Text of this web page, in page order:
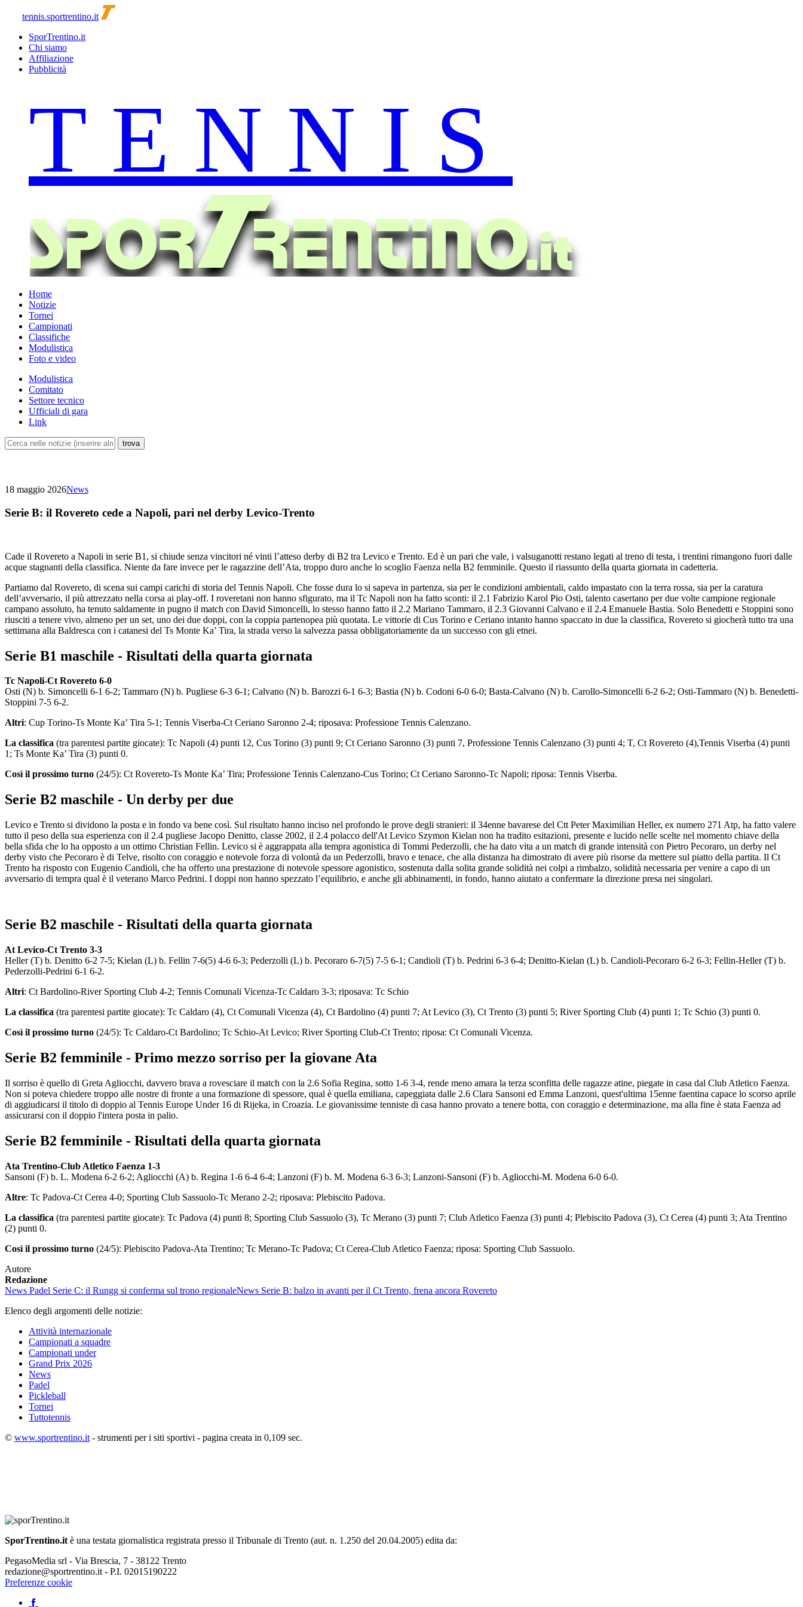
tennis.sportrentino.it
SporTrentino.it
Chi siamo
Affiliazione
Pubblicità
Home
Notizie
Tornei
Campionati
Classifiche
Modulistica
Foto e video
Modulistica
Comitato
Settore tecnico
Ufficiali di gara
Link
18 maggio 2026News
Serie B: il Rovereto cede a Napoli, pari nel derby Levico-Trento
Cade il Rovereto a Napoli in serie B1, si chiude senza vincitori né vinti l’atteso derby di B2 tra Levico e Trento. Ed è un pari che vale, i valsuganotti restano legati al treno di testa, i trentini rimangono fuori dalle
acque stagnanti della classifica. Niente da fare invece per le ragazzine dell’Ata, troppo duro anche lo scoglio Faenza nella B2 femminile. Questo il riassunto della quarta giornata in cadetteria.
Partiamo dal Rovereto, di scena sui campi carichi di storia del Tennis Napoli. Che fosse dura lo si sapeva in partenza, sia per le condizioni ambientali, caldo impastato con la terra rossa, sia per la caratura
dell’avversario, il più attrezzato nella corsa ai play-off. I roveretani non hanno sfigurato, ma il Tc Napoli non ha fatto sconti: il 2.1 Fabrizio Karol Pio Osti, talento casertano per due volte campione regionale
campano assoluto, ha tenuto saldamente in pugno il match con David Simoncelli, lo stesso hanno fatto il 2.2 Mariano Tammaro, il 2.3 Giovanni Calvano e il 2.4 Emanuele Bastia. Solo Benedetti e Stoppini sono
riusciti a tenere vivo, almeno per un set, uno dei due doppi, con la coppia partenopea più quotata. Le vittorie di Cus Torino e Ceriano intanto hanno spaccato in due la classifica, Rovereto si giocherà tutto tra una
settimana alla Baldresca con i catanesi del Ts Monte Ka’ Tira, la strada verso la salvezza passa obbligatoriamente da un successo con gli etnei.
Serie B1 maschile - Risultati della quarta giornata
Tc Napoli-Ct Rovereto 6-0
Osti (N) b. Simoncelli 6-1 6-2; Tammaro (N) b. Pugliese 6-3 6-1; Calvano (N) b. Barozzi 6-1 6-3; Bastia (N) b. Codoni 6-0 6-0; Basta-Calvano (N) b. Carollo-Simoncelli 6-2 6-2; Osti-Tammaro (N) b. Benedetti-
Stoppini 7-5 6-2.
Altri: Cup Torino-Ts Monte Ka’ Tira 5-1; Tennis Viserba-Ct Ceriano Saronno 2-4; riposava: Professione Tennis Calenzano.
La classifica (tra parentesi partite giocate): Tc Napoli (4) punti 12, Cus Torino (3) punti 9; Ct Ceriano Saronno (3) punti 7, Professione Tennis Calenzano (3) punti 4; T, Ct Rovereto (4),Tennis Viserba (4) punti
1; Ts Monte Ka’ Tira (3) punti 0.
Così il prossimo turno (24/5): Ct Rovereto-Ts Monte Ka’ Tira; Professione Tennis Calenzano-Cus Torino; Ct Ceriano Saronno-Tc Napoli; riposa: Tennis Viserba.
Serie B2 maschile - Un derby per due
Levico e Trento si dividono la posta e in fondo va bene così. Sul risultato hanno inciso nel profondo le prove degli stranieri: il 34enne bavarese del Ctt Peter Maximilian Heller, ex numero 271 Atp, ha fatto valere
tutto il peso della sua esperienza con il 2.4 pugliese Jacopo Denitto, classe 2002, il 2.4 polacco dell'At Levico Szymon Kielan non ha tradito esitazioni, presente e lucido nelle scelte nel momento chiave della
bella sfida che lo ha opposto a un ottimo Christian Fellin. Levico si è aggrappata alla tempra agonistica di Tommi Pederzolli, che ha dato vita a un match di grande intensità con Pietro Pecoraro, un derby nel
derby visto che Pecoraro è di Telve, risolto con coraggio e notevole forza di volontà da un Pederzolli, bravo e tenace, che alla distanza ha dimostrato di avere più risorse da mettere sul piatto della partita. Il Ct
Trento ha risposto con Eugenio Candioli, che ha offerto una prestazione di notevole spessore agonistico, sostenuta dalla solita grande solidità nei colpi a rimbalzo, solidità necessaria per venire a capo di un
avversario di tempra qual è il veterano Marco Pedrini. I doppi non hanno spezzato l’equilibrio, e anche gli abbinamenti, in fondo, hanno aiutato a confermare la direzione presa nei singolari.
Serie B2 maschile - Risultati della quarta giornata
At Levico-Ct Trento 3-3
Heller (T) b. Denitto 6-2 7-5; Kielan (L) b. Fellin 7-6(5) 4-6 6-3; Pederzolli (L) b. Pecoraro 6-7(5) 7-5 6-1; Candioli (T) b. Pedrini 6-3 6-4; Denitto-Kielan (L) b. Candioli-Pecoraro 6-2 6-3; Fellin-Heller (T) b.
Pederzolli-Pedrini 6-1 6-2.
Altri: Ct Bardolino-River Sporting Club 4-2; Tennis Comunali Vicenza-Tc Caldaro 3-3; riposava: Tc Schio
La classifica (tra parentesi partite giocate): Tc Caldaro (4), Ct Comunali Vicenza (4), Ct Bardolino (4) punti 7; At Levico (3), Ct Trento (3) punti 5; River Sporting Club (4) punti 1; Tc Schio (3) punti 0.
Così il prossimo turno (24/5): Tc Caldaro-Ct Bardolino; Tc Schio-At Levico; River Sporting Club-Ct Trento; riposa: Ct Comunali Vicenza.
Serie B2 femminile - Primo mezzo sorriso per la giovane Ata
Il sorriso è quello di Greta Agliocchi, davvero brava a rovesciare il match con la 2.6 Sofia Regina, sotto 1-6 3-4, rende meno amara la terza sconfitta delle ragazze atine, piegate in casa dal Club Atletico Faenza.
Non si poteva chiedere troppo alle nostre di fronte a una formazione di spessore, qual è quella emiliana, capeggiata dalle 2.6 Clara Sansoni ed Emma Lanzoni, quest'ultima 15enne faentina capace lo scorso aprile
di aggiudicarsi il titolo di doppio al Tennis Europe Under 16 di Rijeka, in Croazia. Le giovanissime tenniste di casa hanno provato a tenere botta, con coraggio e determinazione, ma alla fine è stata Faenza ad
assicurarsi con il doppio l'intera posta in palio.
Serie B2 femminile - Risultati della quarta giornata
Ata Trentino-Club Atletico Faenza 1-3
Sansoni (F) b. L. Modena 6-2 6-2; Agliocchi (A) b. Regina 1-6 6-4 6-4; Lanzoni (F) b. M. Modena 6-3 6-3; Lanzoni-Sansoni (F) b. Agliocchi-M. Modena 6-0 6-0.
Altre: Tc Padova-Ct Cerea 4-0; Sporting Club Sassuolo-Tc Merano 2-2; riposava: Plebiscito Padova.
La classifica (tra parentesi partite giocate): Tc Padova (4) punti 8; Sporting Club Sassuolo (3), Tc Merano (3) punti 7; Club Atletico Faenza (3) punti 4; Plebiscito Padova (3), Ct Cerea (4) punti 3; Ata Trentino
(2) punti 0.
Così il prossimo turno (24/5): Plebiscito Padova-Ata Trentino; Tc Merano-Tc Padova; Ct Cerea-Club Atletico Faenza; riposa: Sporting Club Sassuolo.
Autore
Redazione
News Padel Serie C: il Rungg si conferma sul trono regionaleNews Serie B: balzo in avanti per il Ct Trento, frena ancora Rovereto
Elenco degli argomenti delle notizie:
Attività internazionale
Campionati a squadre
Campionati under
Grand Prix 2026
News
Padel
Pickleball
Tornei
Tuttotennis
© www.sportrentino.it - strumenti per i siti sportivi - pagina creata in 0,109 sec.
SporTrentino.it è una testata giornalistica registrata presso il Tribunale di Trento (aut. n. 1.250 del 20.04.2005) edita da:
PegasoMedia srl - Via Brescia, 7 - 38122 Trento
redazione@sportrentino.it - P.I. 02015190222
Preferenze cookie